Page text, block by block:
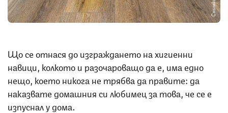
Що се отнася до изграждането на хигиенни
навици, колкото и разочароващо да е, има едно
нещо, което никога не трябва да правите: да
наказвате домашния си любимец за това, че се е
изпуснал у дома.